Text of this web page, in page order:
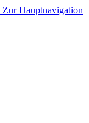
Zur Hauptnavigation